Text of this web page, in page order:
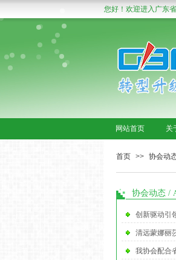
您好！欢迎进入广东
网站首页 关
首页 >> 协会动
协会动态 /
创新驱动引
清远蒙娜丽
我协会配合